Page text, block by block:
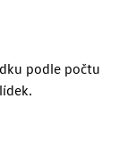
podle počtu